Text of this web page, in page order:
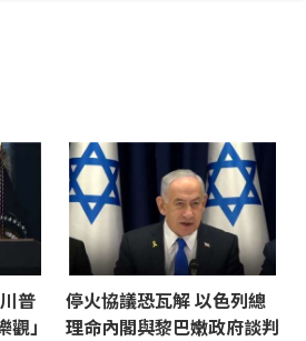
普
」
停火協議恐瓦解 以色列總
理命內閣與黎巴嫩政府談判